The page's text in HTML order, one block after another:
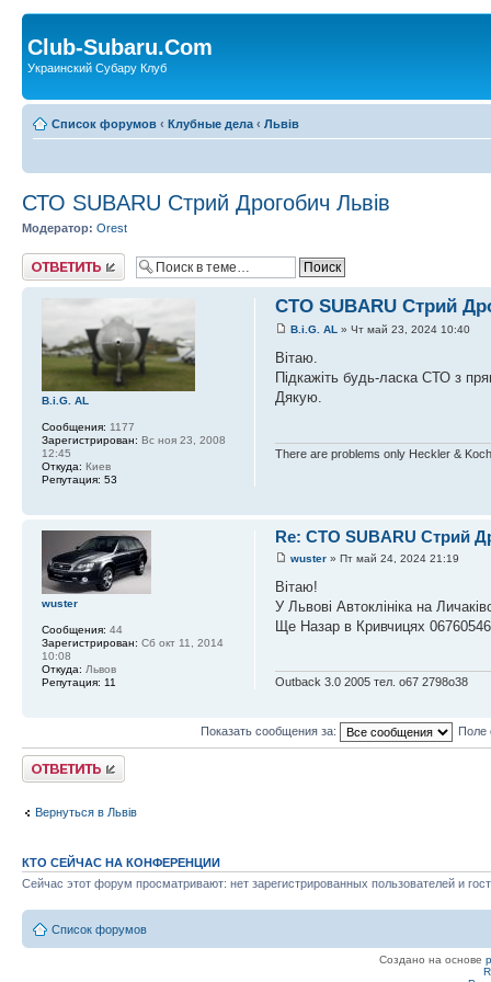
Club-Subaru.Com
Украинский Субару Клуб
Список форумов ‹ Клубные дела ‹ Львів
СТО SUBARU Стрий Дрогобич Львів
Модератор: Orest
Ответить
СТО SUBARU Стрий
B.i.G. AL » Чт май 23, 2024 10:40
Вітаю.
Підкажіть будь-ласка СТО з
Дякую.
There are problems only Heckler &
B.i.G. AL
Сообщения: 1177
Зарегистрирован: Вс ноя 23, 2008
12:45
Откуда: Киев
Репутация: 53
Re: СТО SUBARU Стрий
wuster» Пт май 24, 2024 21:19
Вітаю!
У Львові Автоклініка на
Ще Назар в Кривчицях
Outback 3.0 2005 тел. о67 2798о38
wuster
Сообщения: 44
Зарегистрирован: Сб окт 11, 2014
10:08
Откуда: Львов
Репутация: 11
Показать сообщения за: Поле
Ответить
Вернуться в Львів
КТО СЕЙЧАС НА КОНФЕРЕНЦИИ
Сейчас этот форум просматривают: нет зарегистрированных пользователей и
Список форумов
Создано на основе